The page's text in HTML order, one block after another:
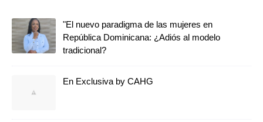
"El nuevo paradigma de las mujeres en
República Dominicana: ¿Adiós al modelo
tradicional?
En Exclusiva by CAHG